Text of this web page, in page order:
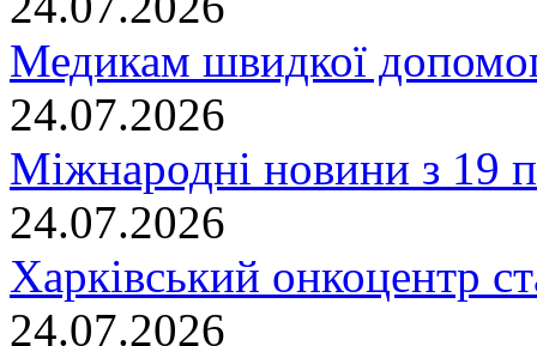
Медикам швидкої
24.07.2026
Міжнародні новини з 19
24.07.2026
Харківський онкоцентр
24.07.2026